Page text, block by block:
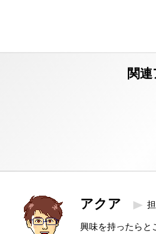
アクア
興味を持ったらと